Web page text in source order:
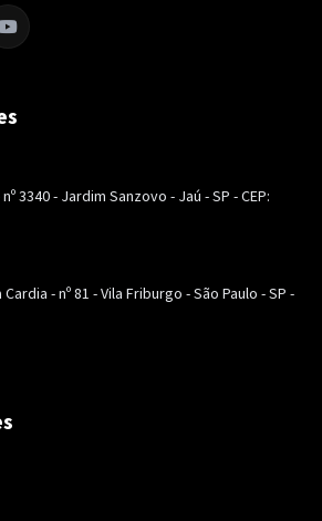
3340 - Jardim Sanzovo - Jaú - SP - CEP:
- nº 81 - Vila Friburgo - São Paulo - SP -